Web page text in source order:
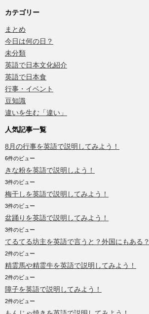
カテゴリー
まとめ
今日は何の日？
未分類
英語で日本文化紹介
英語で日本食
行事・イベント
豆知識
違いを生む「違い」
人気記事一覧
8月の行事を英語で説明してみよう！
6件のビュー
きな粉を英語で説明しよう！
3件のビュー
梅干しを英語で説明してみよう！
3件のビュー
盆踊りを英語で説明してみよう！
3件のビュー
てるてる坊主を英語で言うと？外国にもある？
2件のビュー
精霊馬や精霊牛を英語で説明してみよう！
2件のビュー
障子を英語で説明してみよう！
2件のビュー